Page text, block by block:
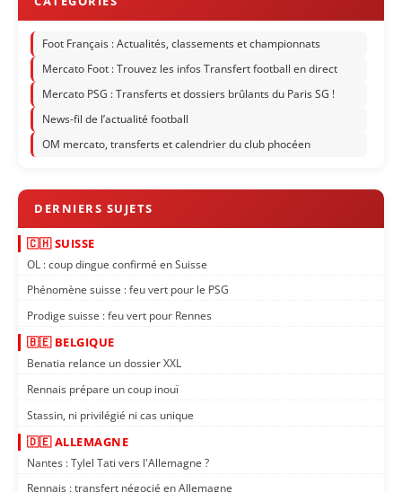
Foot Français : Actualités, classements et championnats
Mercato Foot : Trouvez les infos Transfert football en direct
Mercato PSG : Transferts et dossiers brûlants du Paris SG !
News-fil de l’actualité football
OM mercato, transferts et calendrier du club phocéen
🇨🇭 SUISSE
OL : coup dingue confirmé en Suisse
Phénomène suisse : feu vert pour le PSG
Prodige suisse : feu vert pour Rennes
🇧🇪 BELGIQUE
Benatia relance un dossier XXL
Rennais prépare un coup inouï
Stassin, ni privilégié ni cas unique
🇩🇪 ALLEMAGNE
Nantes : Tylel Tati vers l'Allemagne ?
Rennais : transfert négocié en Allemagne